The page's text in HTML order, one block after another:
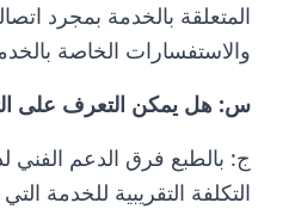
المتعلقة بالخدمة بمجرد
والاستفسارات الخاصة
س: هل يمكن التعرف على
ج: بالطبع فرق الدعم الفني
التكلفة التقريبية للخدمة